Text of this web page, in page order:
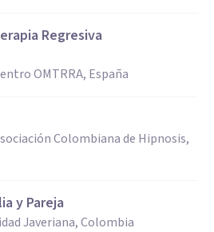
Regresiva
OMTRRA, España
Colombiana de Hipnosis,
y Pareja
Javeriana, Colombia